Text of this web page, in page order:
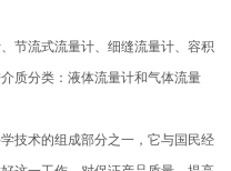
节流式流量计、细缝流量计、容积
质分类：液体流量计和气体流量
技术的组成部分之一，它与国民经